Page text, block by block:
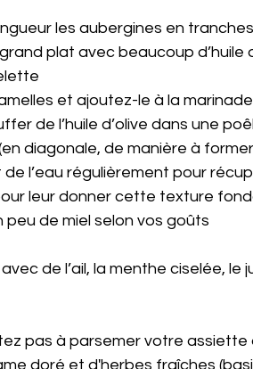
les aubergines en tranches
plat avec beaucoup d’huile
et ajoutez-le à la marinade
de l’huile d’olive dans une
diagonale, de manière à
l’eau régulièrement pour
leur donner cette texture
peu de miel selon vos goûts
de l’ail, la menthe ciselée, le
pas à parsemer votre
doré et d'herbes fraîches